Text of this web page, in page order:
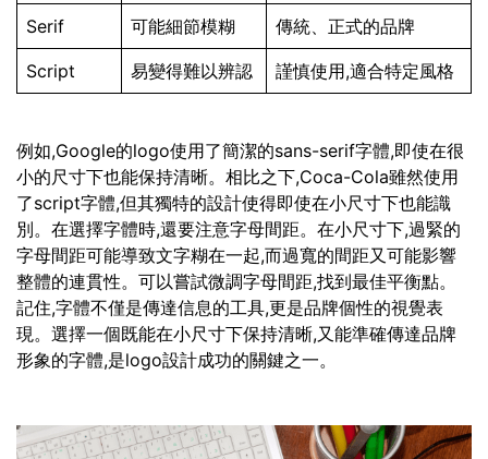
Serif 可能細節模糊 傳統、正式的品牌
Script 易變得難以辨認 謹慎使用,適合特定風格
例如,Google的logo使用了簡潔的sans-serif字體,即使在很
小的尺寸下也能保持清晰。相比之下,Coca-Cola雖然使用
了script字體,但其獨特的設計使得即使在小尺寸下也能識
別。在選擇字體時,還要注意字母間距。在小尺寸下,過緊的
字母間距可能導致文字糊在一起,而過寬的間距又可能影響
整體的連貫性。可以嘗試微調字母間距,找到最佳平衡點。
記住,字體不僅是傳達信息的工具,更是品牌個性的視覺表
現。選擇一個既能在小尺寸下保持清晰,又能準確傳達品牌
形象的字體,是logo設計成功的關鍵之一。